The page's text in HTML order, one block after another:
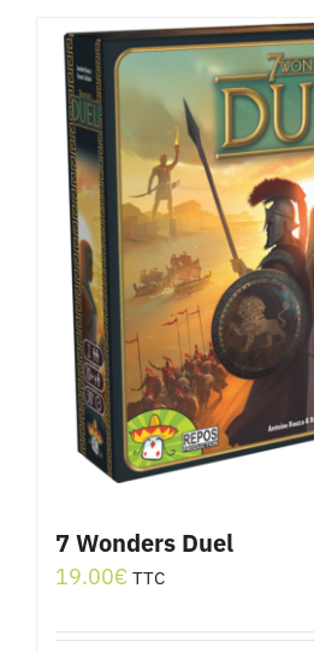
7 Wonders Duel
19.00€ TTC